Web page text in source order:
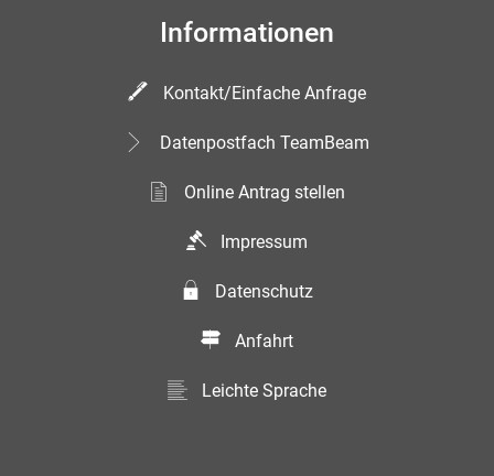
Informationen
Kontakt/Einfache Anfrage
Datenpostfach TeamBeam
Online Antrag stellen
Impressum
Datenschutz
Anfahrt
Leichte Sprache